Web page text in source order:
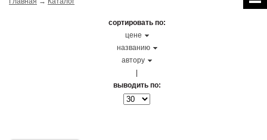
сортировать по:
цене
названию
автору
выводить по: